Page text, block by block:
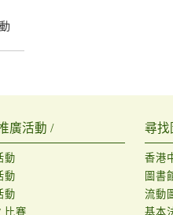
廣活動 /
動
動
動
尋找
香港
圖書
流動